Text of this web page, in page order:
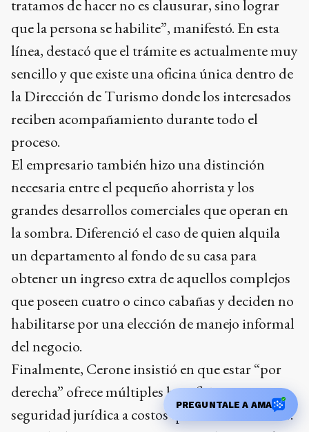
línea, destacó que el trámite es actualmente muy
sencillo y que existe una oficina única dentro de
la Dirección de Turismo donde los interesados
reciben acompañamiento durante todo el
proceso.
El empresario también hizo una distinción
necesaria entre el pequeño ahorrista y los
grandes desarrollos comerciales que operan en
la sombra. Diferenció el caso de quien alquila
un departamento al fondo de su casa para
obtener un ingreso extra de aquellos complejos
que poseen cuatro o cinco cabañas y deciden no
habilitarse por una elección de manejo informal
del negocio.
Finalmente, Cerone insistió en que estar “por
derecha” ofrece múltiples beneficios y
seguridad jurídica a costos que no son elevados.
“A nadie le gusta estar por izquierda, es mucho
más sencillo estar dentro del microclima y gozar
PREGUNTALE A AMA